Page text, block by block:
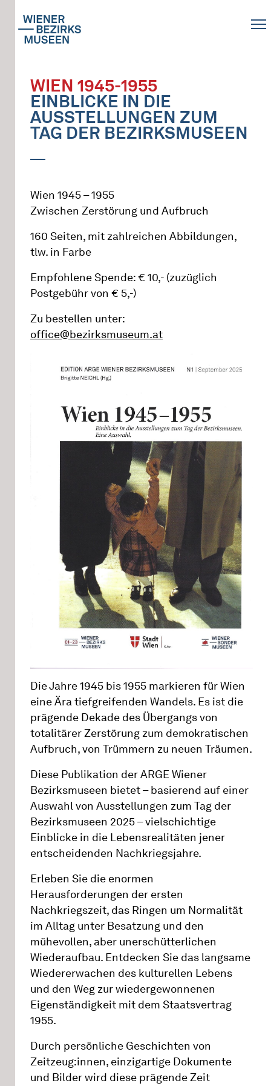
WIEN 1945-1955
EINBLICKE IN DIE
AUSSTELLUNGEN ZUM
TAG DER BEZIRKSMUSEEN
Wien 1945 – 1955
Zwischen Zerstörung und Aufbruch
160 Seiten, mit zahlreichen Abbildungen,
tlw. in Farbe
Empfohlene Spende: € 10,- (zuzüglich
Postgebühr von € 5,-)
Zu bestellen unter:
office@bezirksmuseum.at
Die Jahre 1945 bis 1955 markieren für Wien
eine Ära tiefgreifenden Wandels. Es ist die
prägende Dekade des Übergangs von
totalitärer Zerstörung zum demokratischen
Aufbruch, von Trümmern zu neuen Träumen.
Diese Publikation der ARGE Wiener
Bezirksmuseen bietet – basierend auf einer
Auswahl von Ausstellungen zum Tag der
Bezirksmuseen 2025 – vielschichtige
Einblicke in die Lebensrealitäten jener
entscheidenden Nachkriegsjahre.
Erleben Sie die enormen
Herausforderungen der ersten
Nachkriegszeit, das Ringen um Normalität
im Alltag unter Besatzung und den
mühevollen, aber unerschütterlichen
Wiederaufbau. Entdecken Sie das langsame
Wiedererwachen des kulturellen Lebens
und den Weg zur wiedergewonnenen
Eigenständigkeit mit dem Staatsvertrag
1955.
Durch persönliche Geschichten von
Zeitzeug:innen, einzigartige Dokumente
und Bilder wird diese prägende Zeit